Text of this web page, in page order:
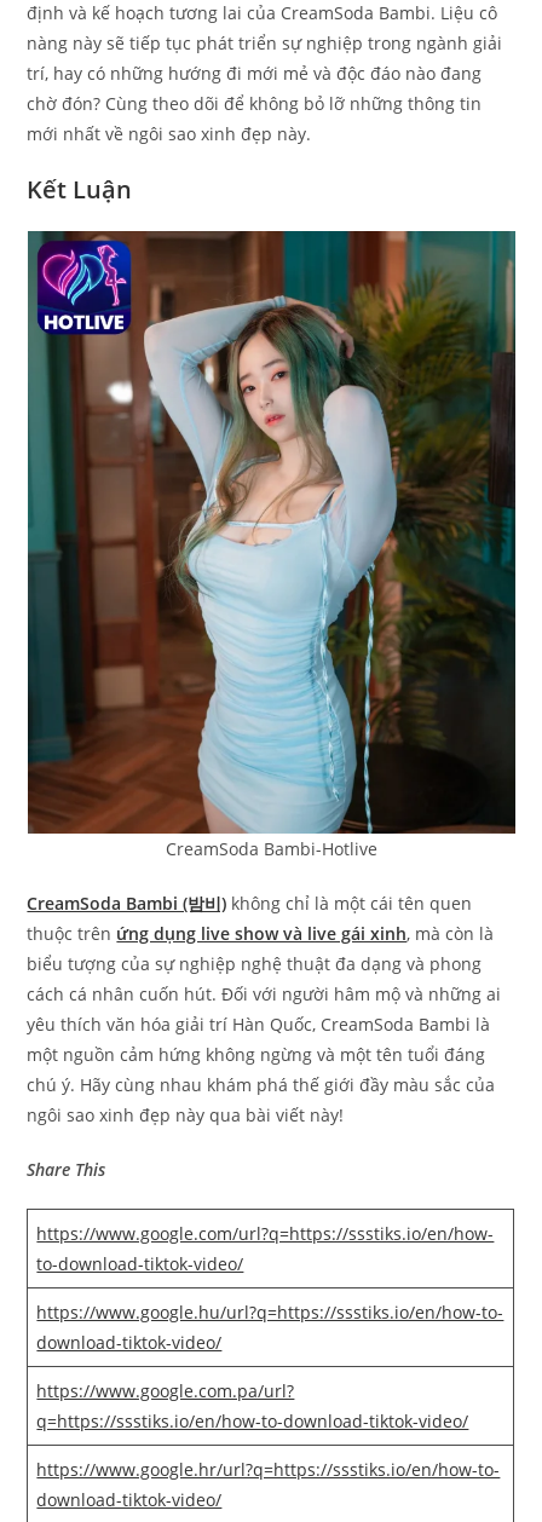
định và kế hoạch tương lai của CreamSoda Bambi. Liệu cô
nàng này sẽ tiếp tục phát triển sự nghiệp trong ngành giải
trí, hay có những hướng đi mới mẻ và độc đáo nào đang
chờ đón? Cùng theo dõi để không bỏ lỡ những thông tin
mới nhất về ngôi sao xinh đẹp này.
Kết Luận
CreamSoda Bambi-Hotlive
CreamSoda Bambi (밤비) không chỉ là một cái tên quen
thuộc trên ứng dụng live show và live gái xinh, mà còn là
biểu tượng của sự nghiệp nghệ thuật đa dạng và phong
cách cá nhân cuốn hút. Đối với người hâm mộ và những ai
yêu thích văn hóa giải trí Hàn Quốc, CreamSoda Bambi là
một nguồn cảm hứng không ngừng và một tên tuổi đáng
chú ý. Hãy cùng nhau khám phá thế giới đầy màu sắc của
ngôi sao xinh đẹp này qua bài viết này!
Share This
https://www.google.com/url?q=https://ssstiks.io/en/how-
to-download-tiktok-video/
https://www.google.hu/url?q=https://ssstiks.io/en/how-to-
download-tiktok-video/
https://www.google.com.pa/url?
q=https://ssstiks.io/en/how-to-download-tiktok-video/
https://www.google.hr/url?q=https://ssstiks.io/en/how-to-
download-tiktok-video/